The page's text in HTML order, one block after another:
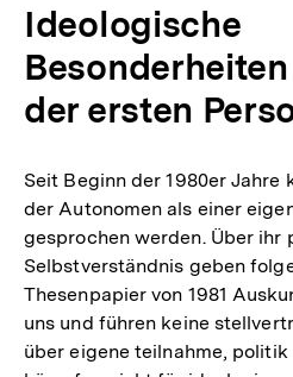
Ideologische
der ersten
Seit Beginn der 1980er Jahre
der Autonomen als einer
gesprochen werden. Über ihr
Selbstverständnis geben
Thesenpapier von 1981
uns und führen keine
über eigene teilnahme,